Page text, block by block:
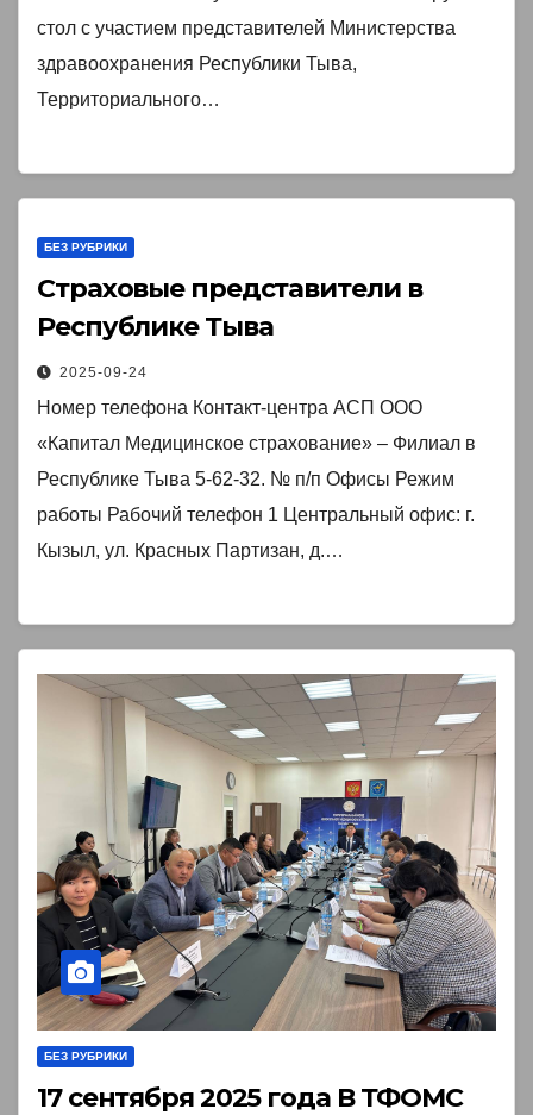
обязательного медицинского
страхования Республики Тыва,
Отделения Социального фонда
Государственных бюджетных
Республики Тыва.
стол с участием представителей Министерства
здравоохранения Республики Тыва,
Территориального…
БЕЗ РУБРИКИ
Страховые представители в
Республике Тыва
2025-09-24
Номер телефона Контакт-центра АСП ООО
«Капитал Медицинское страхование» – Филиал в
Республике Тыва 5-62-32. № п/п Офисы Режим
работы Рабочий телефон 1 Центральный офис: г.
Кызыл, ул. Красных Партизан, д.…
БЕЗ РУБРИКИ
17 сентября 2025 года В ТФОМС